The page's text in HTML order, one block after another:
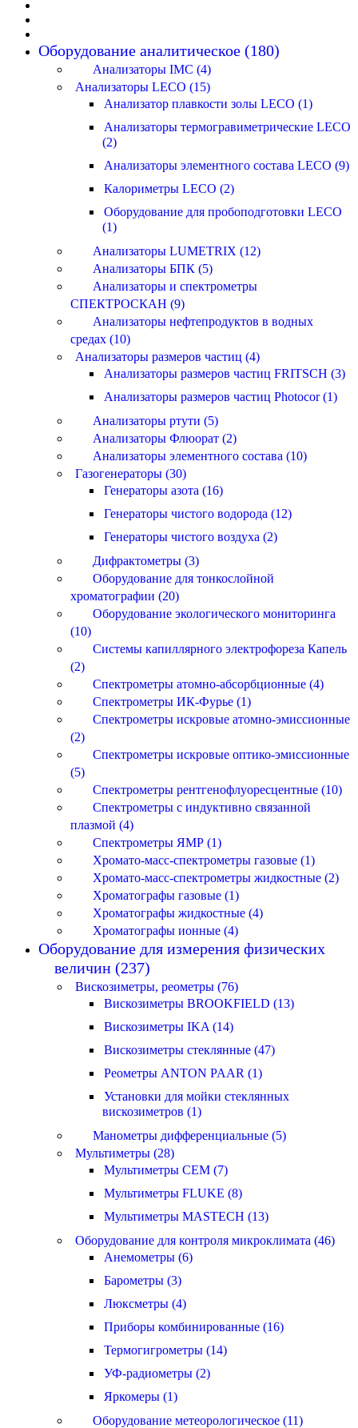
Оборудование аналитическое (180)
Анализаторы IMC (4)
Анализаторы LECO (15)
Анализатор плавкости золы LECO (1)
Анализаторы термогравиметрические LECO
(2)
Анализаторы элементного состава LECO (9)
Калориметры LECO (2)
Оборудование для пробоподготовки LECO
(1)
Анализаторы LUMETRIX (12)
Анализаторы БПК (5)
Анализаторы и спектрометры
СПЕКТРОСКАН (9)
Анализаторы нефтепродуктов в водных
средах (10)
Анализаторы размеров частиц (4)
Анализаторы размеров частиц FRITSCH (3)
Анализаторы размеров частиц Photocor (1)
Анализаторы ртути (5)
Анализаторы Флюорат (2)
Анализаторы элементного состава (10)
Газогенераторы (30)
Генераторы азота (16)
Генераторы чистого водорода (12)
Генераторы чистого воздуха (2)
Дифрактометры (3)
Оборудование для тонкослойной
хроматографии (20)
Оборудование экологического мониторинга
(10)
Системы капиллярного электрофореза Капель
(2)
Спектрометры атомно-абсорбционные (4)
Спектрометры ИК-Фурье (1)
Спектрометры искровые атомно-эмиссионные
(2)
Спектрометры искровые оптико-эмиссионные
(5)
Спектрометры рентгенофлуоресцентные (10)
Спектрометры с индуктивно связанной
плазмой (4)
Спектрометры ЯМР (1)
Хромато-масс-спектрометры газовые (1)
Хромато-масс-спектрометры жидкостные (2)
Хроматографы газовые (1)
Хроматографы жидкостные (4)
Хроматографы ионные (4)
Оборудование для измерения физических
величин (237)
Вискозиметры, реометры (76)
Вискозиметры BROOKFIELD (13)
Вискозиметры IKA (14)
Вискозиметры стеклянные (47)
Реометры ANTON PAAR (1)
Установки для мойки стеклянных
вискозиметров (1)
Манометры дифференциальные (5)
Мультиметры (28)
Мультиметры CEM (7)
Мультиметры FLUKE (8)
Мультиметры MASTECH (13)
Оборудование для контроля микроклимата (46)
Анемометры (6)
Барометры (3)
Люксметры (4)
Приборы комбинированные (16)
Термогигрометры (14)
УФ-радиометры (2)
Яркомеры (1)
Оборудование метеорологическое (11)